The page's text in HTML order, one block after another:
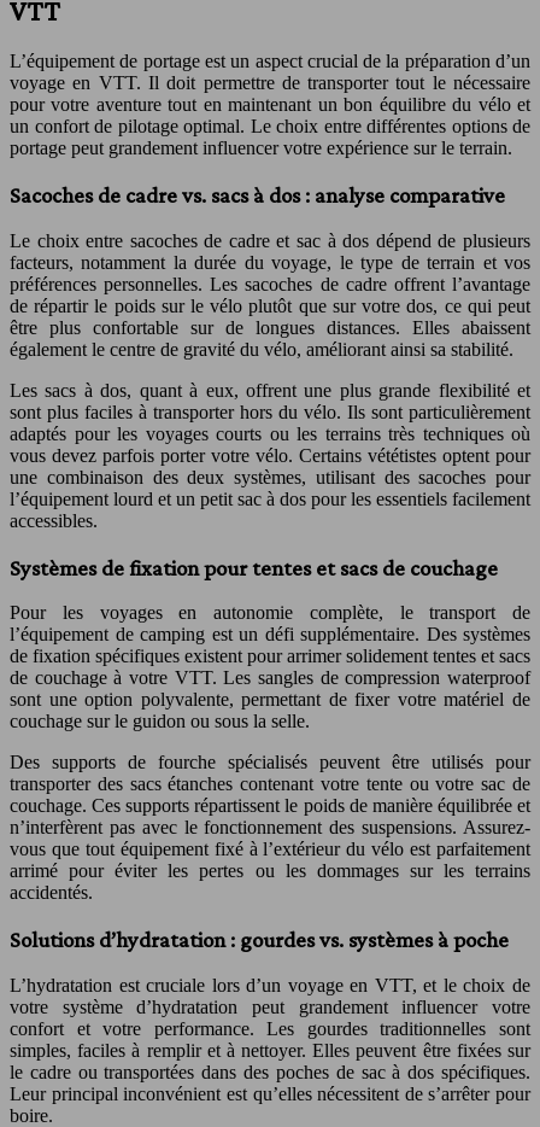
VTT
L’équipement de portage est un aspect crucial de la préparation d’un
voyage en VTT. Il doit permettre de transporter tout le nécessaire
pour votre aventure tout en maintenant un bon équilibre du vélo et
un confort de pilotage optimal. Le choix entre différentes options de
portage peut grandement influencer votre expérience sur le terrain.
Sacoches de cadre vs. sacs à dos : analyse comparative
Le choix entre sacoches de cadre et sac à dos dépend de plusieurs
facteurs, notamment la durée du voyage, le type de terrain et vos
préférences personnelles. Les sacoches de cadre offrent l’avantage
de répartir le poids sur le vélo plutôt que sur votre dos, ce qui peut
être plus confortable sur de longues distances. Elles abaissent
également le centre de gravité du vélo, améliorant ainsi sa stabilité.
Les sacs à dos, quant à eux, offrent une plus grande flexibilité et
sont plus faciles à transporter hors du vélo. Ils sont particulièrement
adaptés pour les voyages courts ou les terrains très techniques où
vous devez parfois porter votre vélo. Certains vététistes optent pour
une combinaison des deux systèmes, utilisant des sacoches pour
l’équipement lourd et un petit sac à dos pour les essentiels facilement
accessibles.
Systèmes de fixation pour tentes et sacs de couchage
Pour les voyages en autonomie complète, le transport de
l’équipement de camping est un défi supplémentaire. Des systèmes
de fixation spécifiques existent pour arrimer solidement tentes et sacs
de couchage à votre VTT. Les sangles de compression waterproof
sont une option polyvalente, permettant de fixer votre matériel de
couchage sur le guidon ou sous la selle.
Des supports de fourche spécialisés peuvent être utilisés pour
transporter des sacs étanches contenant votre tente ou votre sac de
couchage. Ces supports répartissent le poids de manière équilibrée et
n’interfèrent pas avec le fonctionnement des suspensions. Assurez-
vous que tout équipement fixé à l’extérieur du vélo est parfaitement
arrimé pour éviter les pertes ou les dommages sur les terrains
accidentés.
Solutions d’hydratation : gourdes vs. systèmes à poche
L’hydratation est cruciale lors d’un voyage en VTT, et le choix de
votre système d’hydratation peut grandement influencer votre
confort et votre performance. Les gourdes traditionnelles sont
simples, faciles à remplir et à nettoyer. Elles peuvent être fixées sur
le cadre ou transportées dans des poches de sac à dos spécifiques.
Leur principal inconvénient est qu’elles nécessitent de s’arrêter pour
boire.